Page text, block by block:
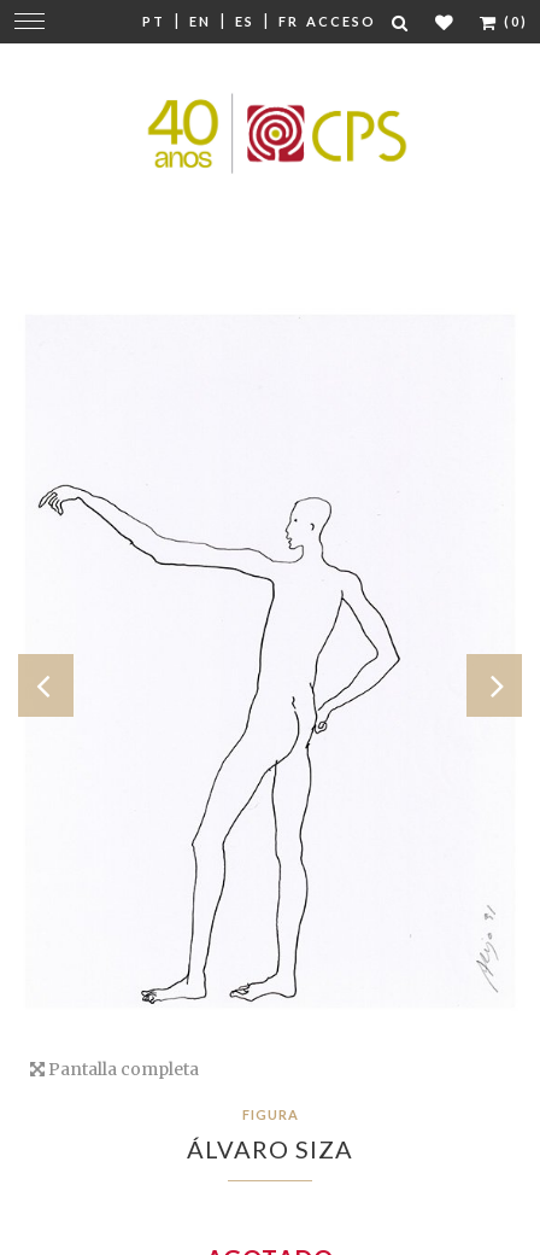
PT | EN | ES | FR ACCESO (0)
Cambiar
navegación
Pantalla completa
FIGURA
ÁLVARO SIZA